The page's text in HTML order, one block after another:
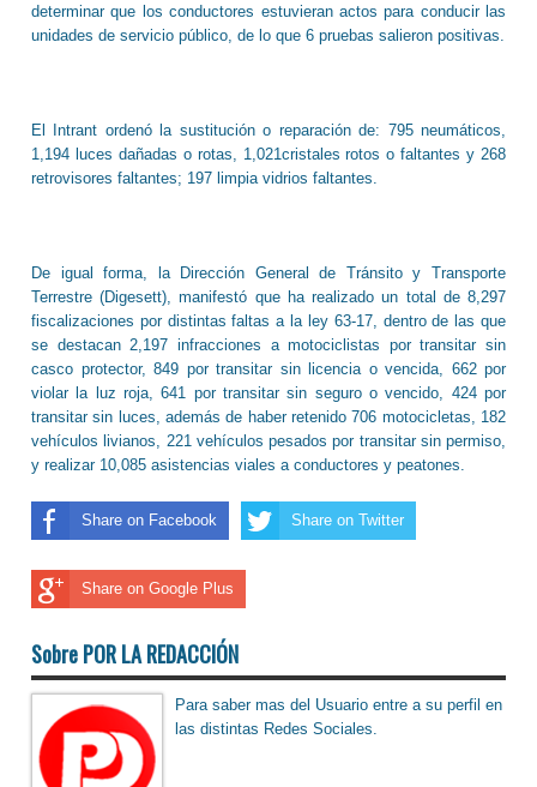
determinar que los conductores estuvieran actos para conducir las
unidades de servicio público, de lo que 6 pruebas salieron positivas.
El Intrant ordenó la sustitución o reparación de: 795 neumáticos,
1,194 luces dañadas o rotas, 1,021cristales rotos o faltantes y 268
retrovisores faltantes; 197 limpia vidrios faltantes.
De igual forma, la Dirección General de Tránsito y Transporte
Terrestre (Digesett), manifestó que ha realizado un total de 8,297
fiscalizaciones por distintas faltas a la ley 63-17, dentro de las que
se destacan 2,197 infracciones a motociclistas por transitar sin
casco protector, 849 por transitar sin licencia o vencida, 662 por
violar la luz roja, 641 por transitar sin seguro o vencido, 424 por
transitar sin luces, además de haber retenido 706 motocicletas, 182
vehículos livianos, 221 vehículos pesados por transitar sin permiso,
y realizar 10,085 asistencias viales a conductores y peatones.
Share on Facebook Share on Twitter
Share on Google Plus
Sobre POR LA REDACCIÓN
Para saber mas del Usuario entre a su perfil en
las distintas Redes Sociales.